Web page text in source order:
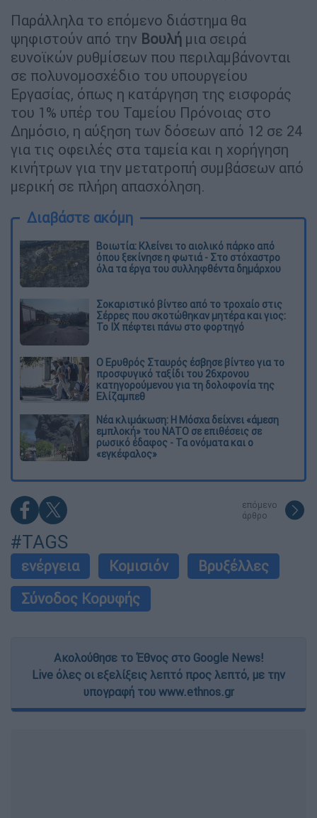
Παράλληλα το επόμενο διάστημα θα
ψηφιστούν από την Βουλή μια σειρά
ευνοϊκών ρυθμίσεων που περιλαμβάνονται
σε πολυνομοσχέδιο του υπουργείου
Εργασίας, όπως η κατάργηση της εισφοράς
του 1% υπέρ του Ταμείου Πρόνοιας στο
Δημόσιο, η αύξηση των δόσεων από 12 σε 24
για τις οφειλές στα ταμεία και η χορήγηση
κινήτρων για την μετατροπή συμβάσεων από
μερική σε πλήρη απασχόληση.
Διαβάστε ακόμη
Βοιωτία: Κλείνει το αιολικό πάρκο από
όπου ξεκίνησε η φωτιά - Στο στόχαστρο
όλα τα έργα του συλληφθέντα δημάρχου
Σοκαριστικό βίντεο από το τροχαίο στις
Σέρρες που σκοτώθηκαν μητέρα και γιος:
Το ΙΧ πέφτει πάνω στο φορτηγό
Ο Ερυθρός Σταυρός έσβησε βίντεο για το
προσφυγικό ταξίδι του 26χρονου
κατηγορούμενου για τη δολοφονία της
Ελίζαμπεθ
Νέα κλιμάκωση: Η Μόσχα δείχνει «άμεση
εμπλοκή» του ΝΑΤΟ σε επιθέσεις σε
ρωσικό έδαφος - Τα ονόματα και ο
«εγκέφαλος»
επόμενο
άρθρο
#TAGS
ενέργεια Κομισιόν
Βρυξέλλες
Σύνοδος Κορυφής
Ακολούθησε το Έθνος στο Google News!
Live όλες οι εξελίξεις λεπτό προς λεπτό, με την
υπογραφή του www.ethnos.gr